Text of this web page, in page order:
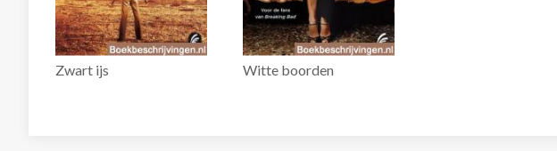
Zwart ijs Witte boorden